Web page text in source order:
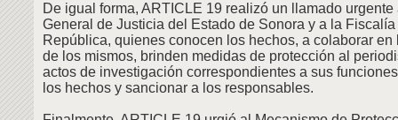
De igual forma, ARTICLE 19 realizó un llamado
General de Justicia del Estado de Sonora y a la
República, quienes conocen los hechos, a colaborar
de los mismos, brinden medidas de protección al
actos de investigación correspondientes a sus
los hechos y sancionar a los responsables.